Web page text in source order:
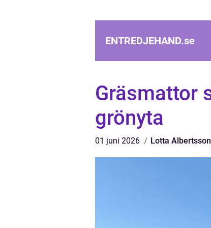
ENTREDJEHAND.se
Gräsmattor
grönyta
01 juni 2026 Lotta Albertsson